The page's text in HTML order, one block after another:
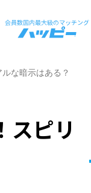
な暗示はある？
スピリ